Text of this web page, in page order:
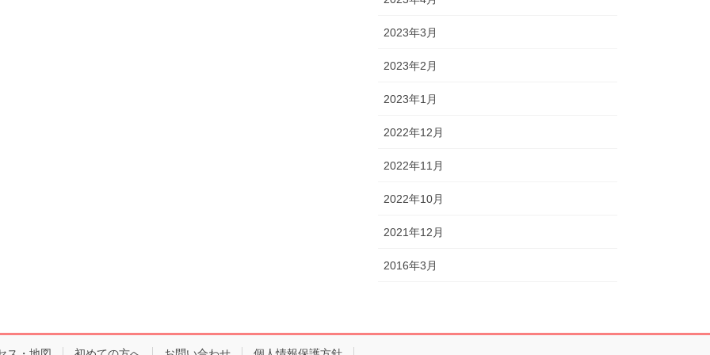
2023年3月
2023年2月
2023年1月
2022年12月
2022年11月
2022年10月
2021年12月
2016年3月